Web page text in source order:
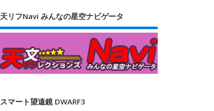
天リフNavi みんなの星空ナビゲータ
スマート望遠鏡 DWARF3